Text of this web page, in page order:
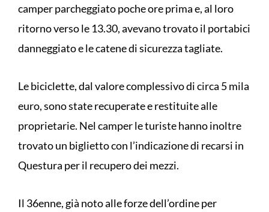
camper parcheggiato poche ore prima e, al loro
ritorno verso le 13.30, avevano trovato il portabici
danneggiato e le catene di sicurezza tagliate.
Le biciclette, dal valore complessivo di circa 5 mila
euro, sono state recuperate e restituite alle
proprietarie. Nel camper le turiste hanno inoltre
trovato un biglietto con l’indicazione di recarsi in
Questura per il recupero dei mezzi.
Il 36enne, già noto alle forze dell’ordine per